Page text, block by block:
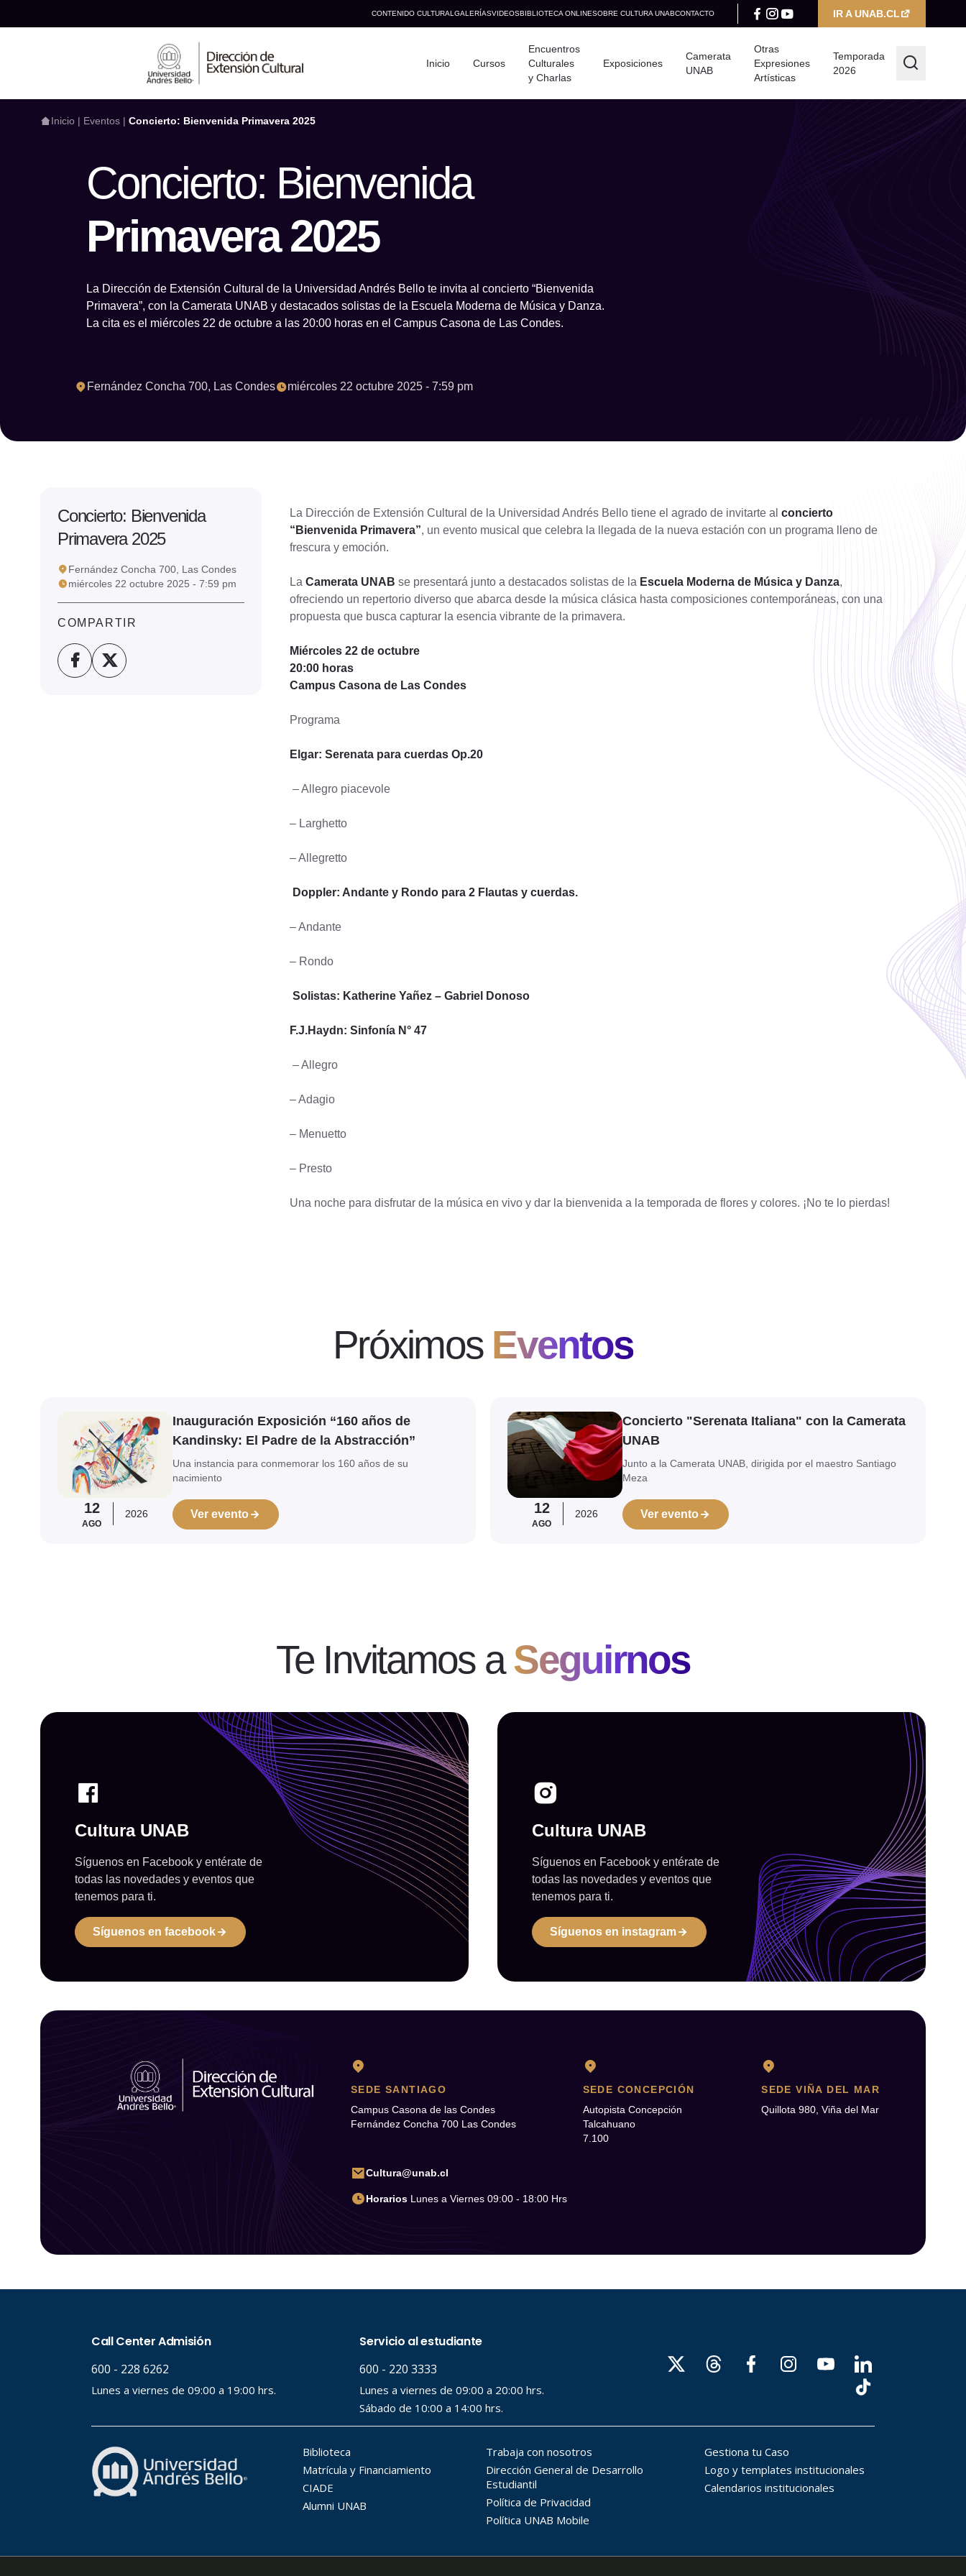
CONTENIDO CULTURAL GALERÍASVIDEOSBIBLIOTECA ONLINESOBRE CULTURA UNABCONTACTO IR A UNAB.CL
Inicio Cursos
Encuentros
Culturales
y Charlas
Exposiciones
Camerata
UNAB
Otras
Expresiones
Artísticas
Temporada
2026
¿Qué estás buscando hoy?
Inicio | Eventos | Concierto: Bienvenida Primavera 2025
Concierto: Bienvenida
Primavera 2025
La Dirección de Extensión Cultural de la Universidad Andrés Bello te invita al concierto “Bienvenida
Primavera”, con la Camerata UNAB y destacados solistas de la Escuela Moderna de Música y Danza.
La cita es el miércoles 22 de octubre a las 20:00 horas en el Campus Casona de Las Condes.
Fernández Concha 700, Las Condes miércoles 22 octubre 2025 - 7:59 pm
Concierto: Bienvenida
Primavera 2025
Fernández Concha 700, Las Condes
miércoles 22 octubre 2025 - 7:59 pm
COMPARTIR
La Dirección de Extensión Cultural de la Universidad Andrés Bello tiene el agrado de invitarte al concierto
“Bienvenida Primavera”, un evento musical que celebra la llegada de la nueva estación con un programa lleno de
frescura y emoción.
La Camerata UNAB se presentará junto a destacados solistas de la Escuela Moderna de Música y Danza,
ofreciendo un repertorio diverso que abarca desde la música clásica hasta composiciones contemporáneas, con una
propuesta que busca capturar la esencia vibrante de la primavera.
Miércoles 22 de octubre
20:00 horas
Campus Casona de Las Condes
Programa
Elgar: Serenata para cuerdas Op.20
– Allegro piacevole
– Larghetto
– Allegretto
Doppler: Andante y Rondo para 2 Flautas y cuerdas.
– Andante
– Rondo
Solistas: Katherine Yañez – Gabriel Donoso
F.J.Haydn: Sinfonía N° 47
– Allegro
– Adagio
– Menuetto
– Presto
Una noche para disfrutar de la música en vivo y dar la bienvenida a la temporada de flores y colores. ¡No te lo pierdas!
Próximos Eventos
12
AGO
2026
Inauguración Exposición “160 años de
Kandinsky: El Padre de la Abstracción”
Una instancia para conmemorar los 160 años de su
nacimiento
Ver evento
Ver evento
12
AGO
2026
Concierto "Serenata Italiana" con la Camerata
UNAB
Junto a la Camerata UNAB, dirigida por el maestro Santiago
Meza
Ver evento
Ver evento
Te Invitamos aSeguirnos
Cultura UNAB
Síguenos en Facebook y entérate de
todas las novedades y eventos que
tenemos para ti.
Síguenos en facebook
Cultura UNAB
Síguenos en Facebook y entérate de
todas las novedades y eventos que
tenemos para ti.
Síguenos en instagram
SEDE SANTIAGO
Campus Casona de las Condes
Fernández Concha 700 Las Condes
SEDE CONCEPCIÓN
Autopista Concepción
Talcahuano
7.100
SEDE VIÑA DEL MAR
Quillota 980, Viña del Mar
Cultura@unab.cl
Horarios Lunes a Viernes 09:00 - 18:00 Hrs